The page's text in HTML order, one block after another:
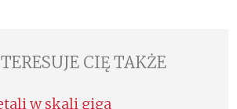
CIĘ TAKŻE